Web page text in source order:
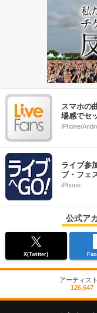
スマホの
場感でセ
iPhone/
ライブ参
ブ・フェ
iPhone
公式ア
X(Twitter)
アーティス
126,647